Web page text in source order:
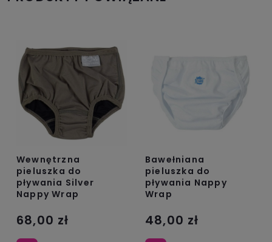
Wewnętrzna
pieluszka do
pływania Silver
Nappy Wrap
68,00 zł
Bawełniana
pieluszka do
pływania Nappy
Wrap
48,00 zł